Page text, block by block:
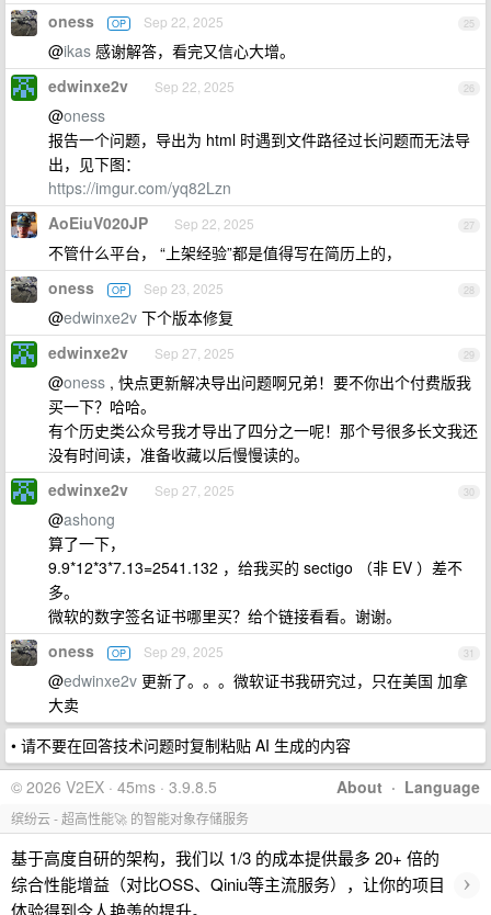
25
oness OP Sep 22, 2025
@ikas 感谢解答，看完又信心大增。
26
edwinxe2v Sep 22, 2025
@oness
报告一个问题，导出为 html 时遇到文件路径过长问题而无法导
出，见下图：
https://imgur.com/yq82Lzn
27
AoEiuV020JP Sep 22, 2025
不管什么平台， “上架经验”都是值得写在简历上的，
28
oness OP Sep 23, 2025
@edwinxe2v 下个版本修复
29
edwinxe2v Sep 27, 2025
@oness , 快点更新解决导出问题啊兄弟！要不你出个付费版我
买一下？哈哈。
有个历史类公众号我才导出了四分之一呢！那个号很多长文我还
没有时间读，准备收藏以后慢慢读的。
30
edwinxe2v Sep 27, 2025
@ashong
算了一下，
9.9*12*3*7.13=2541.132 ，给我买的 sectigo （非 EV ）差不
多。
微软的数字签名证书哪里买？给个链接看看。谢谢。
31
oness OP Sep 29, 2025
@edwinxe2v 更新了。。。微软证书我研究过，只在美国 加拿
大卖
• 请不要在回答技术问题时复制粘贴 AI 生成的内容
About · Language
© 2026 V2EX · 45ms · 3.9.8.5
缤纷云 - 超高性能🚀 的智能对象存储服务
基于高度自研的架构，我们以 1/3 的成本提供最多 20+ 倍的
综合性能增益（对比OSS、Qiniu等主流服务），让你的项目
体验得到令人艳羡的提升。
›